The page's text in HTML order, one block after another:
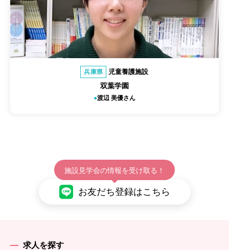
兵庫県 児童養護施設
双葉学園
渡辺 美優さん
施設見学会の情報を受け取る！
お友だち登録はこちら
求人を探す